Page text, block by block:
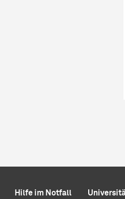
Hilfe im Notfall